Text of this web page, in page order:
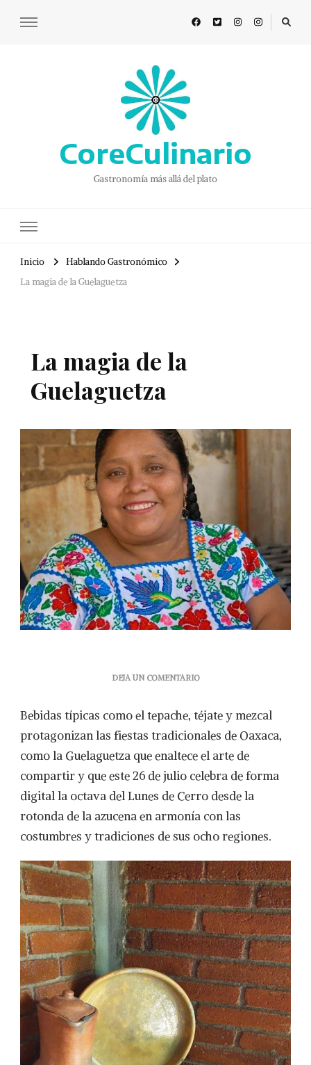
CoreCulinario
Gastronomía más allá del plato
Inicio
Hablando Gastronómico
La magia de la Guelaguetza
La magia de la
Guelaguetza
DEJA UN COMENTARIOEN
DE
LA
GUELAGUETZA
Bebidas típicas como el tepache, téjate y mezcal
protagonizan las fiestas tradicionales de Oaxaca,
como la Guelaguetza que enaltece el arte de
compartir y que este 26 de julio celebra de forma
digital la octava del Lunes de Cerro desde la
rotonda de la azucena en armonía con las
costumbres y tradiciones de sus ocho regiones.